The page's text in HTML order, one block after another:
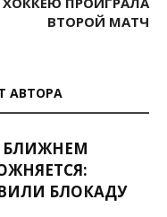
ВТОРОЙ МАТЧ
АВТОРА
БЛИЖНЕМ
БЛОКАДУ